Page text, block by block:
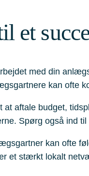
et
med din
kan ofte
at aftale budget,
Spørg også ind
kan ofte
et stærkt lokalt